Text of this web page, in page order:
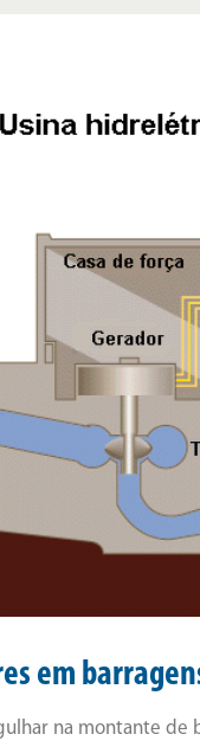
em
na montante de